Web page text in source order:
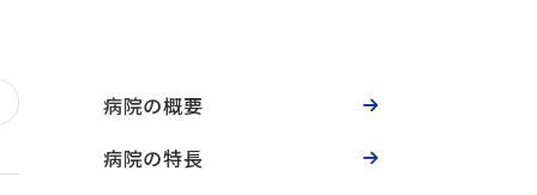
病院の概要
病院の特長